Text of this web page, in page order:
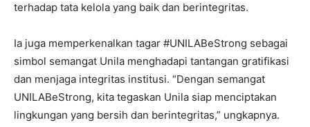
terhadap tata kelola yang baik dan berintegritas.
Ia juga memperkenalkan tagar #UNILABeStrong sebagai
simbol semangat Unila menghadapi tantangan gratifikasi
dan menjaga integritas institusi. “Dengan semangat
UNILABeStrong, kita tegaskan Unila siap menciptakan
lingkungan yang bersih dan berintegritas,” ungkapnya.